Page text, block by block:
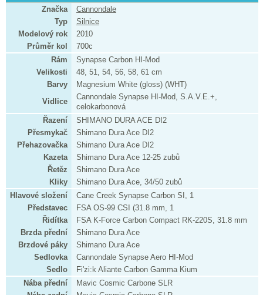
Značka
Cannondale
Typ
Silnice
Modelový rok
2010
Průměr kol
700c
Rám
Synapse Carbon HI-Mod
Velikosti
48, 51, 54, 56, 58, 61 cm
Barvy
Magnesium White (gloss) (WHT)
Vidlice
Cannondale Synapse HI-Mod, S.A.V.E.+,
celokarbonová
Řazení
SHIMANO DURA ACE DI2
Přesmykač
Shimano Dura Ace DI2
Přehazovačka
Shimano Dura Ace DI2
Kazeta
Shimano Dura Ace 12-25 zubů
Řetěz
Shimano Dura Ace
Kliky
Shimano Dura Ace, 34/50 zubů
Hlavové složení
Cane Creek Synapse Carbon SI, 1
Představec
FSA OS-99 CSI (31.8 mm, 1
Řidítka
FSA K-Force Carbon Compact RK-220S, 31.8 mm
Brzda přední
Shimano Dura Ace
Brzdové páky
Shimano Dura Ace
Sedlovka
Cannondale Synapse Aero HI-Mod
Sedlo
Fi'zi:k Aliante Carbon Gamma Kium
Nába přední
Mavic Cosmic Carbone SLR